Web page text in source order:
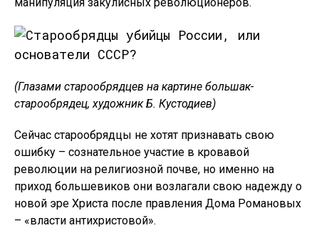
(Глазами старообрядцев на картине большак-
старообрядец, художник Б. Кустодиев)
Сейчас старообрядцы не хотят признавать свою
ошибку – сознательное участие в кровавой
революции на религиозной почве, но именно на
приход большевиков они возлагали свою надежду о
новой эре Христа после правления Дома Романовых
– «власти антихристовой».